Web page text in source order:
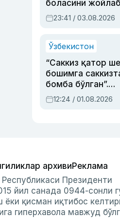
боласини
содир этган
ҳукми ўқилди
23:41 / 03.08.2026
Ўзбекистон
“Саккиз қатор
бошимга
бомба бўлган”.
Абдулла
сиёсий
12:24 / 01.08.2026
архивиРеклама
Президенти
йил санада 0944-сонли
қисман иқтибос
гиперхавола мавжуд